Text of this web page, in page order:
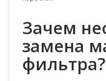
Зачем
замена
фильтра?